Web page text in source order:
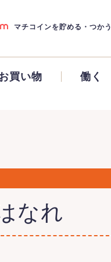
マチコインを貯める・つかう
買い物 働く
なれ